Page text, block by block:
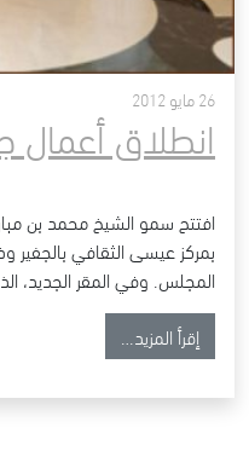
26 مايو 2012
انطلاق أعمال
افتتح سمو الشيخ محمد بن
بمركز عيسى الثقافي بالجفير
المجلس. وفي المقر الجديد،
إقرأ المزيد…